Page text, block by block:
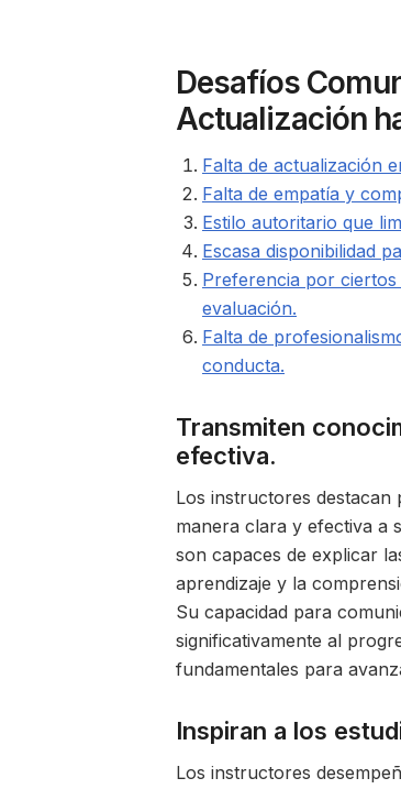
Desafíos
Actualización
Falta de actualización
Falta de empatía y
Estilo autoritario que
Escasa disponibilidad
Preferencia por ciertos
evaluación.
Falta de
conducta.
Transmiten
efectiva.
Los instructores
manera clara y efectiva a
son capaces de explicar
aprendizaje y la
Su capacidad para
significativamente al
fundamentales para
Inspiran a los
Los instructores